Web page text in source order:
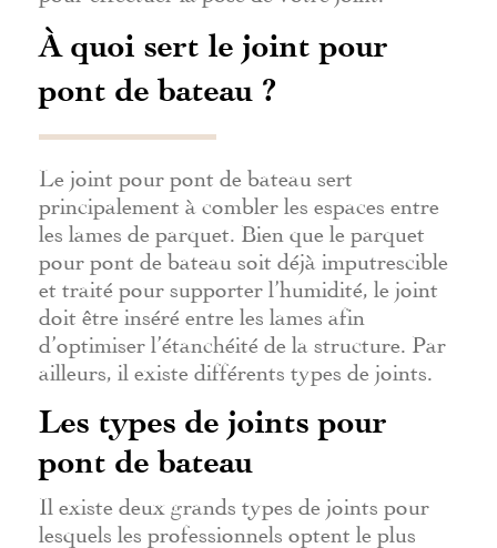
À quoi sert le joint pour
pont de bateau ?
Le joint pour pont de bateau sert
principalement à combler les espaces entre
les lames de parquet. Bien que le parquet
pour pont de bateau soit déjà imputrescible
et traité pour supporter l’humidité, le joint
doit être inséré entre les lames afin
d’optimiser l’étanchéité de la structure. Par
ailleurs, il existe différents types de joints.
Les types de joints pour
pont de bateau
Il existe deux grands types de joints pour
lesquels les professionnels optent le plus